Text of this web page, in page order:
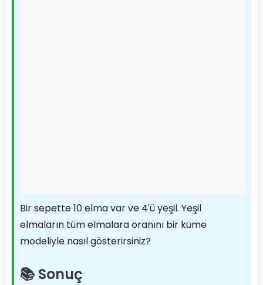
Bir sepette 10 elma var ve 4'ü yeşil. Yeşil
elmaların tüm elmalara oranını bir küme
modeliyle nasıl gösterirsiniz?
📚 Sonuç